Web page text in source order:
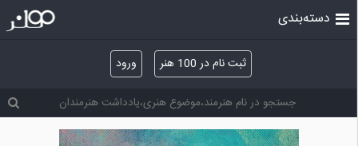
ثبت نام در 100 هنر ورود
دسته‌بندی